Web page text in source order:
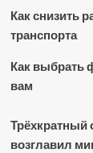
Как снизить
транспорта
Как выбрать
вам
Трёхкратный
возглавил